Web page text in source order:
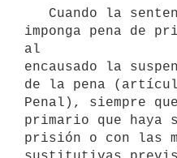
imponga pena de
al
encausado la
de la pena
Penal), siempre
primario que haya
prisión o con las